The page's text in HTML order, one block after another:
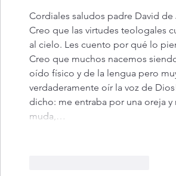
Cordiales saludos padre David
Creo que las virtudes teologales
al cielo. Les cuento por qué lo
Creo que muchos nacemos
oído físico y de la lengua pero
verdaderamente oír la voz de
dicho: me entraba por una oreja
muda,…